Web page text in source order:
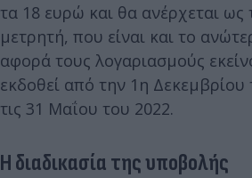
τα 18 ευρώ και θα ανέρχεται
μετρητή, που είναι και το
αφορά τους λογαριασμούς
εκδοθεί από την 1η Δεκεμβρίου
τις 31 Μαΐου του 2022.
Η διαδικασία της υποβολής